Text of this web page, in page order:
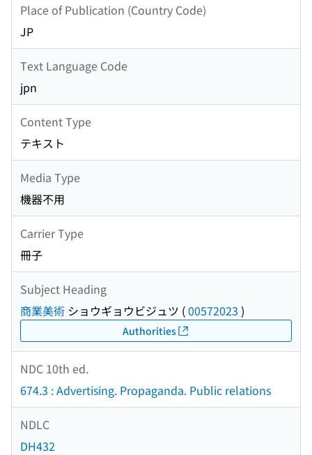
Place of Publication (Country Code)
JP
Text Language Code
jpn
Content Type
テキスト
Media Type
機器不用
Carrier Type
冊子
Subject Heading
商業美術 ショウギョウビジュツ (00572023 )
Authorities
NDC 10th ed.
674.3 : Advertising. Propaganda. Public relations
NDLC
DH432